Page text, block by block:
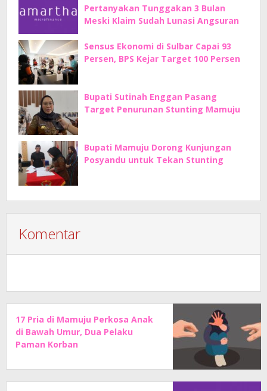
Pertanyakan Tunggakan 3 Bulan
Meski Klaim Sudah Lunasi Angsuran
Sensus Ekonomi di Sulbar Capai 93
Persen, BPS Kejar Target 100 Persen
Bupati Sutinah Enggan Pasang
Target Penurunan Stunting Mamuju
Bupati Mamuju Dorong Kunjungan
Posyandu untuk Tekan Stunting
Komentar
17 Pria di Mamuju Perkosa Anak
di Bawah Umur, Dua Pelaku
Paman Korban